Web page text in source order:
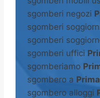
sgomberi negozi
sgomberi
sgomberi
sgomberi uffici
sgomberiamo
sgombero a
sgombero alloggi